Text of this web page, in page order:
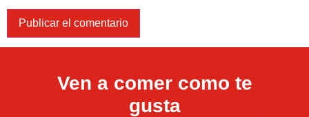
Ven a comer como te
gusta